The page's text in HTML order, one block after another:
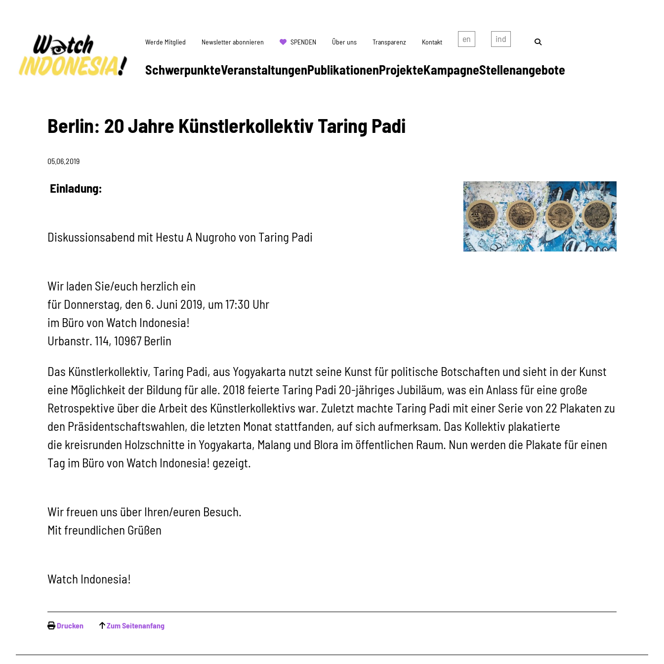
SchwerpunkteVeranstaltungenPublikationenProjekteKampagneStellenangebote
Werde Mitglied Newsletter abonnieren SPENDEN Über uns Transparenz Kontakt
Berlin: 20 Jahre Künstlerkollektiv Taring Padi
05.06.2019
Einladung:
Diskussionsabend mit Hestu A Nugroho von Taring Padi
Wir laden Sie/euch herzlich ein
für Donnerstag, den 6. Juni 2019, um 17:30 Uhr
im Büro von Watch Indonesia!
Urbanstr. 114, 10967 Berlin
Das Künstlerkollektiv, Taring Padi, aus Yogyakarta nutzt seine Kunst für politische Botschaften und sieht in der Kunst
eine Möglichkeit der Bildung für alle. 2018 feierte Taring Padi 20-jähriges Jubiläum, was ein Anlass für eine große
Retrospektive über die Arbeit des Künstlerkollektivs war. Zuletzt machte Taring Padi mit einer Serie von 22 Plakaten zu
den Präsidentschaftswahlen, die letzten Monat stattfanden, auf sich aufmerksam. Das Kollektiv plakatierte
die kreisrunden Holzschnitte in Yogyakarta, Malang und Blora im öffentlichen Raum. Nun werden die Plakate für einen
Tag im Büro von Watch Indonesia! gezeigt.
Wir freuen uns über Ihren/euren Besuch.
Mit freundlichen Grüßen
Watch Indonesia!
Drucken Zum Seitenanfang